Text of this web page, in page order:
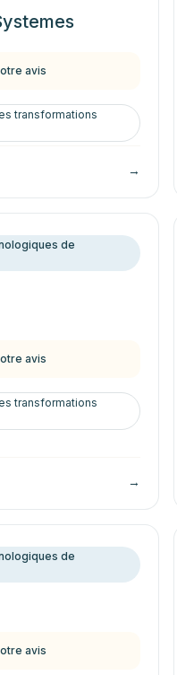
avis
transformations
→
de
avis
transformations
→
de
avis